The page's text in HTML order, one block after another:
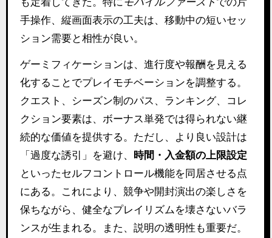
手操作、縦画面表示の工夫は、移動中の短いセッ
ション需要と相性が良い。
ゲーミフィケーションは、進行度や報酬を見える
化することでプレイモチベーションを調整する。
クエスト、シーズン制のパス、ランキング、コレ
クション要素は、ボーナス単発では得られない継
続的な価値を提供する。ただし、より良い設計は
「過度な誘引」を避け、 時間・入金額の上限設定
といったセルフコントロール機能を同居させる点
にある。これにより、競争や開封演出の楽しさを
保ちながら、健全なプレイリズムを壊さないバラ
ンスが生まれる。また、説明の透明性も重要だ。